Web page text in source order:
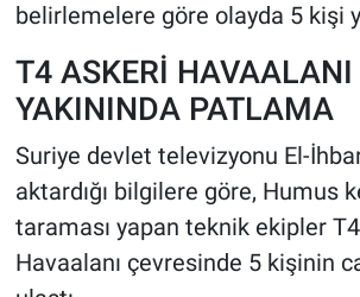
belirlemelere göre olayda 5 kişi
T4 ASKERİ HAVAALANI
YAKININDA PATLAMA
Suriye devlet televizyonu El-
aktardığı bilgilere göre, Humus
taraması yapan teknik ekipler
Havaalanı çevresinde 5 kişinin
MAGAZİN
Bilim, Teknoloji